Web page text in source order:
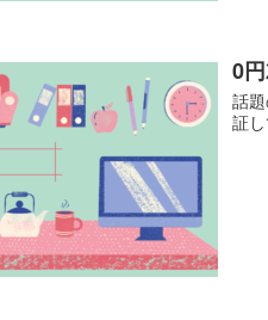
0
話
証